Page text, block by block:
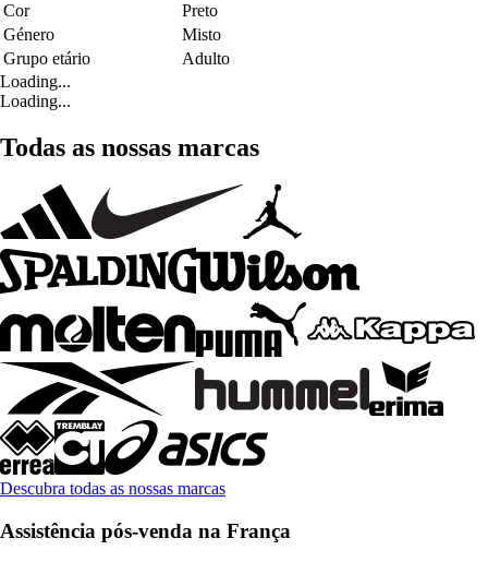
Cor
Preto
Género
Misto
Grupo etário
Adulto
Loading...
Loading...
Todas as nossas marcas
Descubra todas as nossas marcas
Assistência pós-venda na França